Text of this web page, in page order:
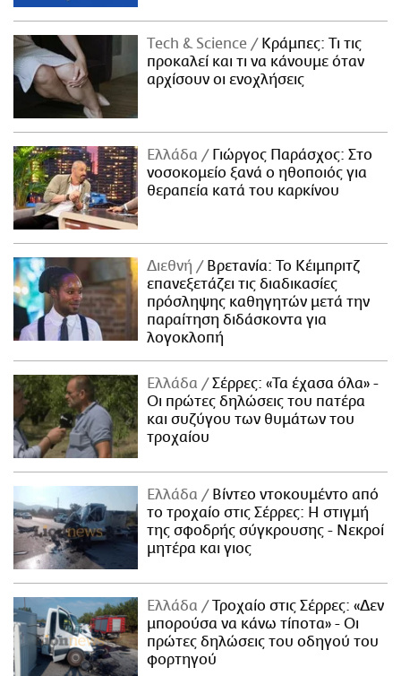
Τech & Science
Κράμπες: Τι τις
προκαλεί και τι να κάνουμε όταν
αρχίσουν οι ενοχλήσεις
Ελλάδα
Γιώργος Παράσχος: Στο
νοσοκομείο ξανά ο ηθοποιός για
θεραπεία κατά του καρκίνου
Διεθνή
Βρετανία: Το Κέιμπριτζ
επανεξετάζει τις διαδικασίες
πρόσληψης καθηγητών μετά την
παραίτηση διδάσκοντα για
λογοκλοπή
Ελλάδα
Σέρρες: «Τα έχασα όλα» -
Οι πρώτες δηλώσεις του πατέρα
και συζύγου των θυμάτων του
τροχαίου
Ελλάδα
Βίντεο ντοκουμέντο από
το τροχαίο στις Σέρρες: Η στιγμή
της σφοδρής σύγκρουσης - Νεκροί
μητέρα και γιος
Ελλάδα
Τροχαίο στις Σέρρες: «Δεν
μπορούσα να κάνω τίποτα» - Οι
πρώτες δηλώσεις του οδηγού του
φορτηγού